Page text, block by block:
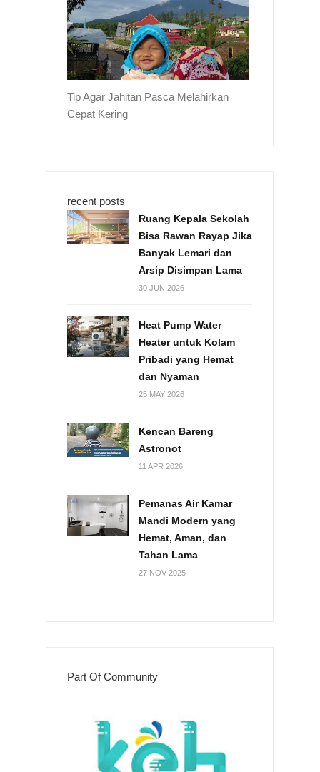
Tip Agar Jahitan Pasca Melahirkan
Cepat Kering
recent posts
Ruang Kepala Sekolah
Bisa Rawan Rayap Jika
Banyak Lemari dan
Arsip Disimpan Lama
30 JUN 2026
Heat Pump Water
Heater untuk Kolam
Pribadi yang Hemat
dan Nyaman
25 MAY 2026
Kencan Bareng
Astronot
11 APR 2026
Pemanas Air Kamar
Mandi Modern yang
Hemat, Aman, dan
Tahan Lama
27 NOV 2025
Part Of Community